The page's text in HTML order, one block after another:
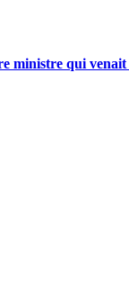
ministre qui